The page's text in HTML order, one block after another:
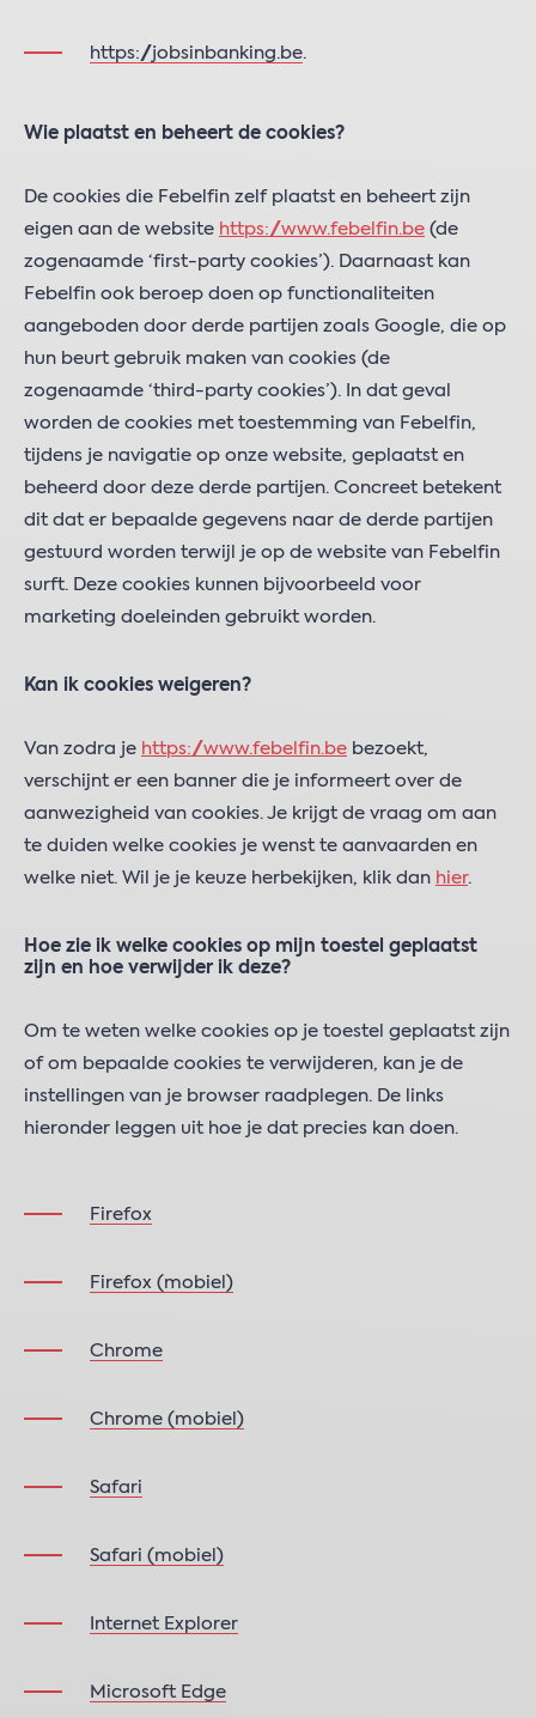
https://jobsinbanking.be.
Wie plaatst en beheert de cookies?
De cookies die Febelfin zelf plaatst en beheert zijn
eigen aan de website https://www.febelfin.be (de
zogenaamde ‘first-party cookies’). Daarnaast kan
Febelfin ook beroep doen op functionaliteiten
aangeboden door derde partijen zoals Google, die op
hun beurt gebruik maken van cookies (de
zogenaamde ‘third-party cookies’). In dat geval
worden de cookies met toestemming van Febelfin,
tijdens je navigatie op onze website, geplaatst en
beheerd door deze derde partijen. Concreet betekent
dit dat er bepaalde gegevens naar de derde partijen
gestuurd worden terwijl je op de website van Febelfin
surft. Deze cookies kunnen bijvoorbeeld voor
marketing doeleinden gebruikt worden.
Kan ik cookies weigeren?
Van zodra je https://www.febelfin.be bezoekt,
verschijnt er een banner die je informeert over de
aanwezigheid van cookies. Je krijgt de vraag om aan
te duiden welke cookies je wenst te aanvaarden en
welke niet. Wil je je keuze herbekijken, klik dan hier.
Hoe zie ik welke cookies op mijn toestel geplaatst
zijn en hoe verwijder ik deze?
Om te weten welke cookies op je toestel geplaatst zijn
of om bepaalde cookies te verwijderen, kan je de
instellingen van je browser raadplegen. De links
hieronder leggen uit hoe je dat precies kan doen.
Firefox
Firefox (mobiel)
Chrome
Chrome (mobiel)
Safari
Safari (mobiel)
Internet Explorer
Microsoft Edge